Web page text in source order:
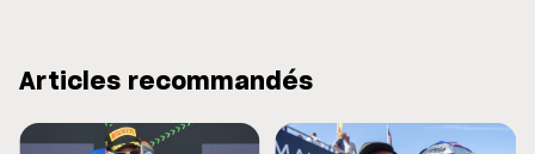
Articles recommandés